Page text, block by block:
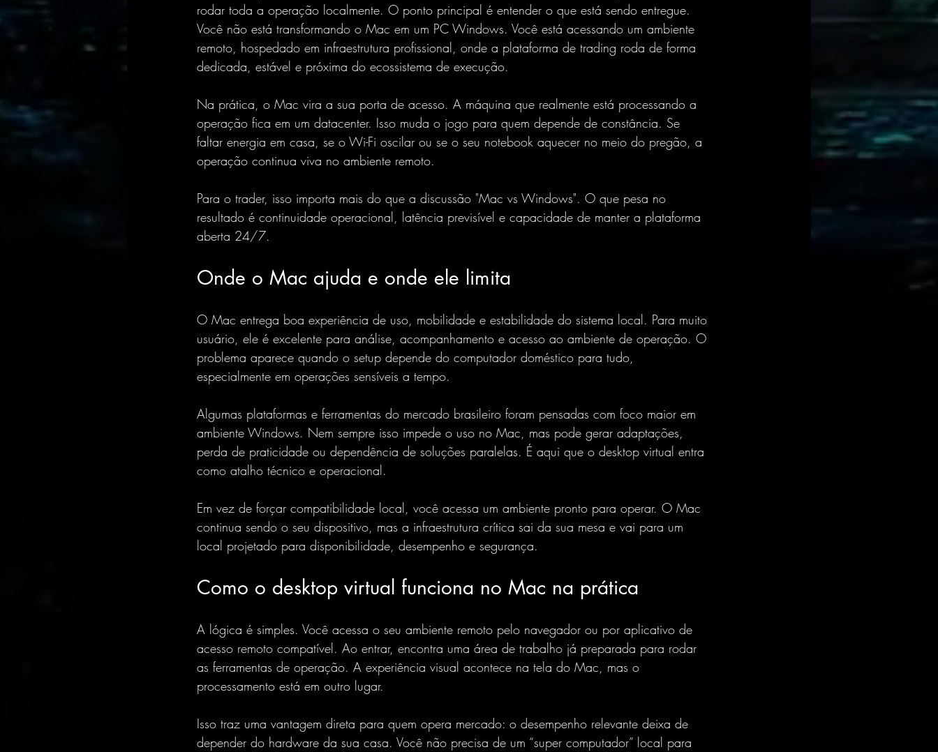
rodar toda a operação localmente. O ponto principal é entender o que está sendo entregue.
Você não está transformando o Mac em um PC Windows. Você está acessando um ambiente
remoto, hospedado em infraestrutura profissional, onde a plataforma de trading roda de forma
dedicada, estável e próxima do ecossistema de execução.
Na prática, o Mac vira a sua porta de acesso. A máquina que realmente está processando a
operação fica em um datacenter. Isso muda o jogo para quem depende de constância. Se
faltar energia em casa, se o Wi-Fi oscilar ou se o seu notebook aquecer no meio do pregão, a
operação continua viva no ambiente remoto.
Para o trader, isso importa mais do que a discussão "Mac vs Windows". O que pesa no
resultado é continuidade operacional, latência previsível e capacidade de manter a plataforma
aberta 24/7.
Onde o Mac ajuda e onde ele limita
O Mac entrega boa experiência de uso, mobilidade e estabilidade do sistema local. Para muito
usuário, ele é excelente para análise, acompanhamento e acesso ao ambiente de operação. O
problema aparece quando o setup depende do computador doméstico para tudo,
especialmente em operações sensíveis a tempo.
Algumas plataformas e ferramentas do mercado brasileiro foram pensadas com foco maior em
ambiente Windows. Nem sempre isso impede o uso no Mac, mas pode gerar adaptações,
perda de praticidade ou dependência de soluções paralelas. É aqui que o desktop virtual entra
como atalho técnico e operacional.
Em vez de forçar compatibilidade local, você acessa um ambiente pronto para operar. O Mac
continua sendo o seu dispositivo, mas a infraestrutura crítica sai da sua mesa e vai para um
local projetado para disponibilidade, desempenho e segurança.
Como o desktop virtual funciona no Mac na prática
A lógica é simples. Você acessa o seu ambiente remoto pelo navegador ou por aplicativo de
acesso remoto compatível. Ao entrar, encontra uma área de trabalho já preparada para rodar
as ferramentas de operação. A experiência visual acontece na tela do Mac, mas o
processamento está em outro lugar.
Isso traz uma vantagem direta para quem opera mercado: o desempenho relevante deixa de
depender do hardware da sua casa. Você não precisa de um “super computador” local para